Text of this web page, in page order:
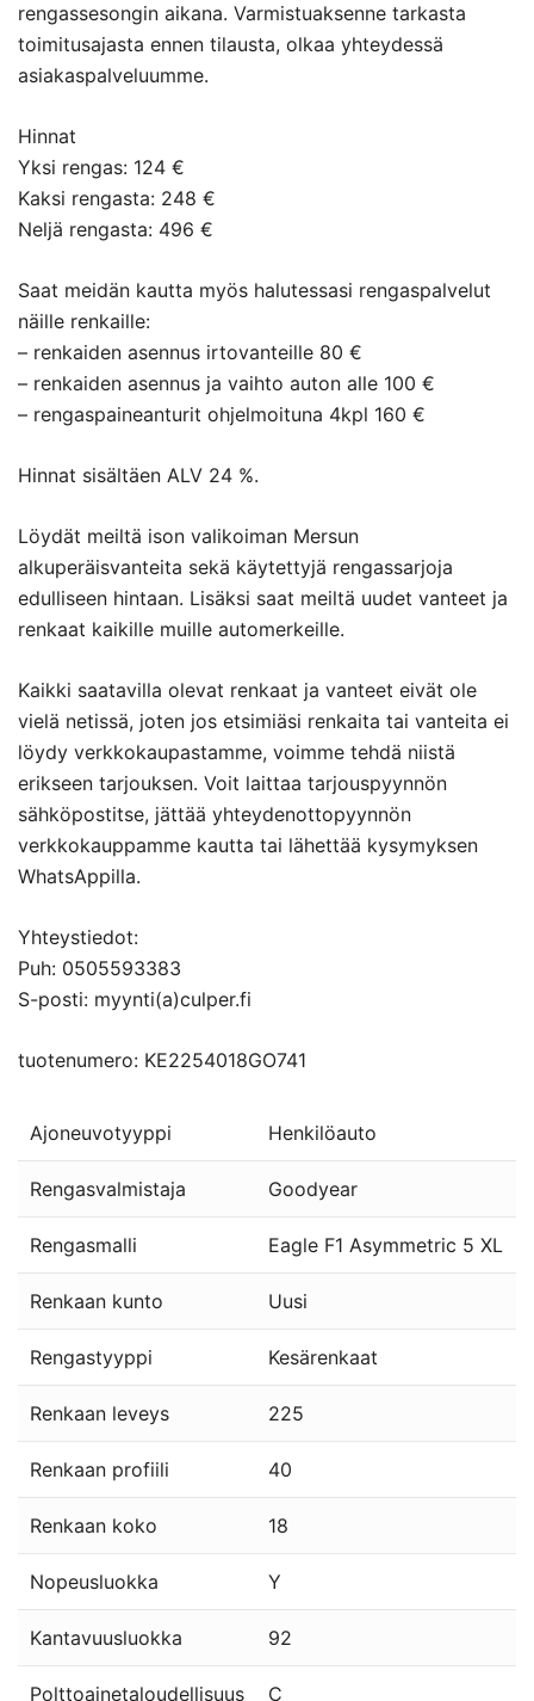
rengassesongin aikana. Varmistuaksenne tarkasta
toimitusajasta ennen tilausta, olkaa yhteydessä
asiakaspalveluumme.
Hinnat
Yksi rengas: 124 €
Kaksi rengasta: 248 €
Neljä rengasta: 496 €
Saat meidän kautta myös halutessasi rengaspalvelut
näille renkaille:
– renkaiden asennus irtovanteille 80 €
– renkaiden asennus ja vaihto auton alle 100 €
– rengaspaineanturit ohjelmoituna 4kpl 160 €
Hinnat sisältäen ALV 24 %.
Löydät meiltä ison valikoiman Mersun
alkuperäisvanteita sekä käytettyjä rengassarjoja
edulliseen hintaan. Lisäksi saat meiltä uudet vanteet ja
renkaat kaikille muille automerkeille.
Kaikki saatavilla olevat renkaat ja vanteet eivät ole
vielä netissä, joten jos etsimiäsi renkaita tai vanteita ei
löydy verkkokaupastamme, voimme tehdä niistä
erikseen tarjouksen. Voit laittaa tarjouspyynnön
sähköpostitse, jättää yhteydenottopyynnön
verkkokauppamme kautta tai lähettää kysymyksen
WhatsAppilla.
Yhteystiedot:
Puh: 0505593383
S-posti: myynti(a)culper.fi
tuotenumero: KE2254018GO741
Ajoneuvotyyppi Henkilöauto
Rengasvalmistaja Goodyear
Rengasmalli Eagle F1 Asymmetric 5 XL
Renkaan kunto Uusi
Rengastyyppi Kesärenkaat
Renkaan leveys 225
Renkaan profiili 40
Renkaan koko 18
Nopeusluokka Y
Kantavuusluokka 92
Polttoainetaloudellisuus C